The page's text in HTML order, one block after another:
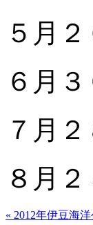
５月２
６月３
７月２
８月２
« 2012年伊豆海